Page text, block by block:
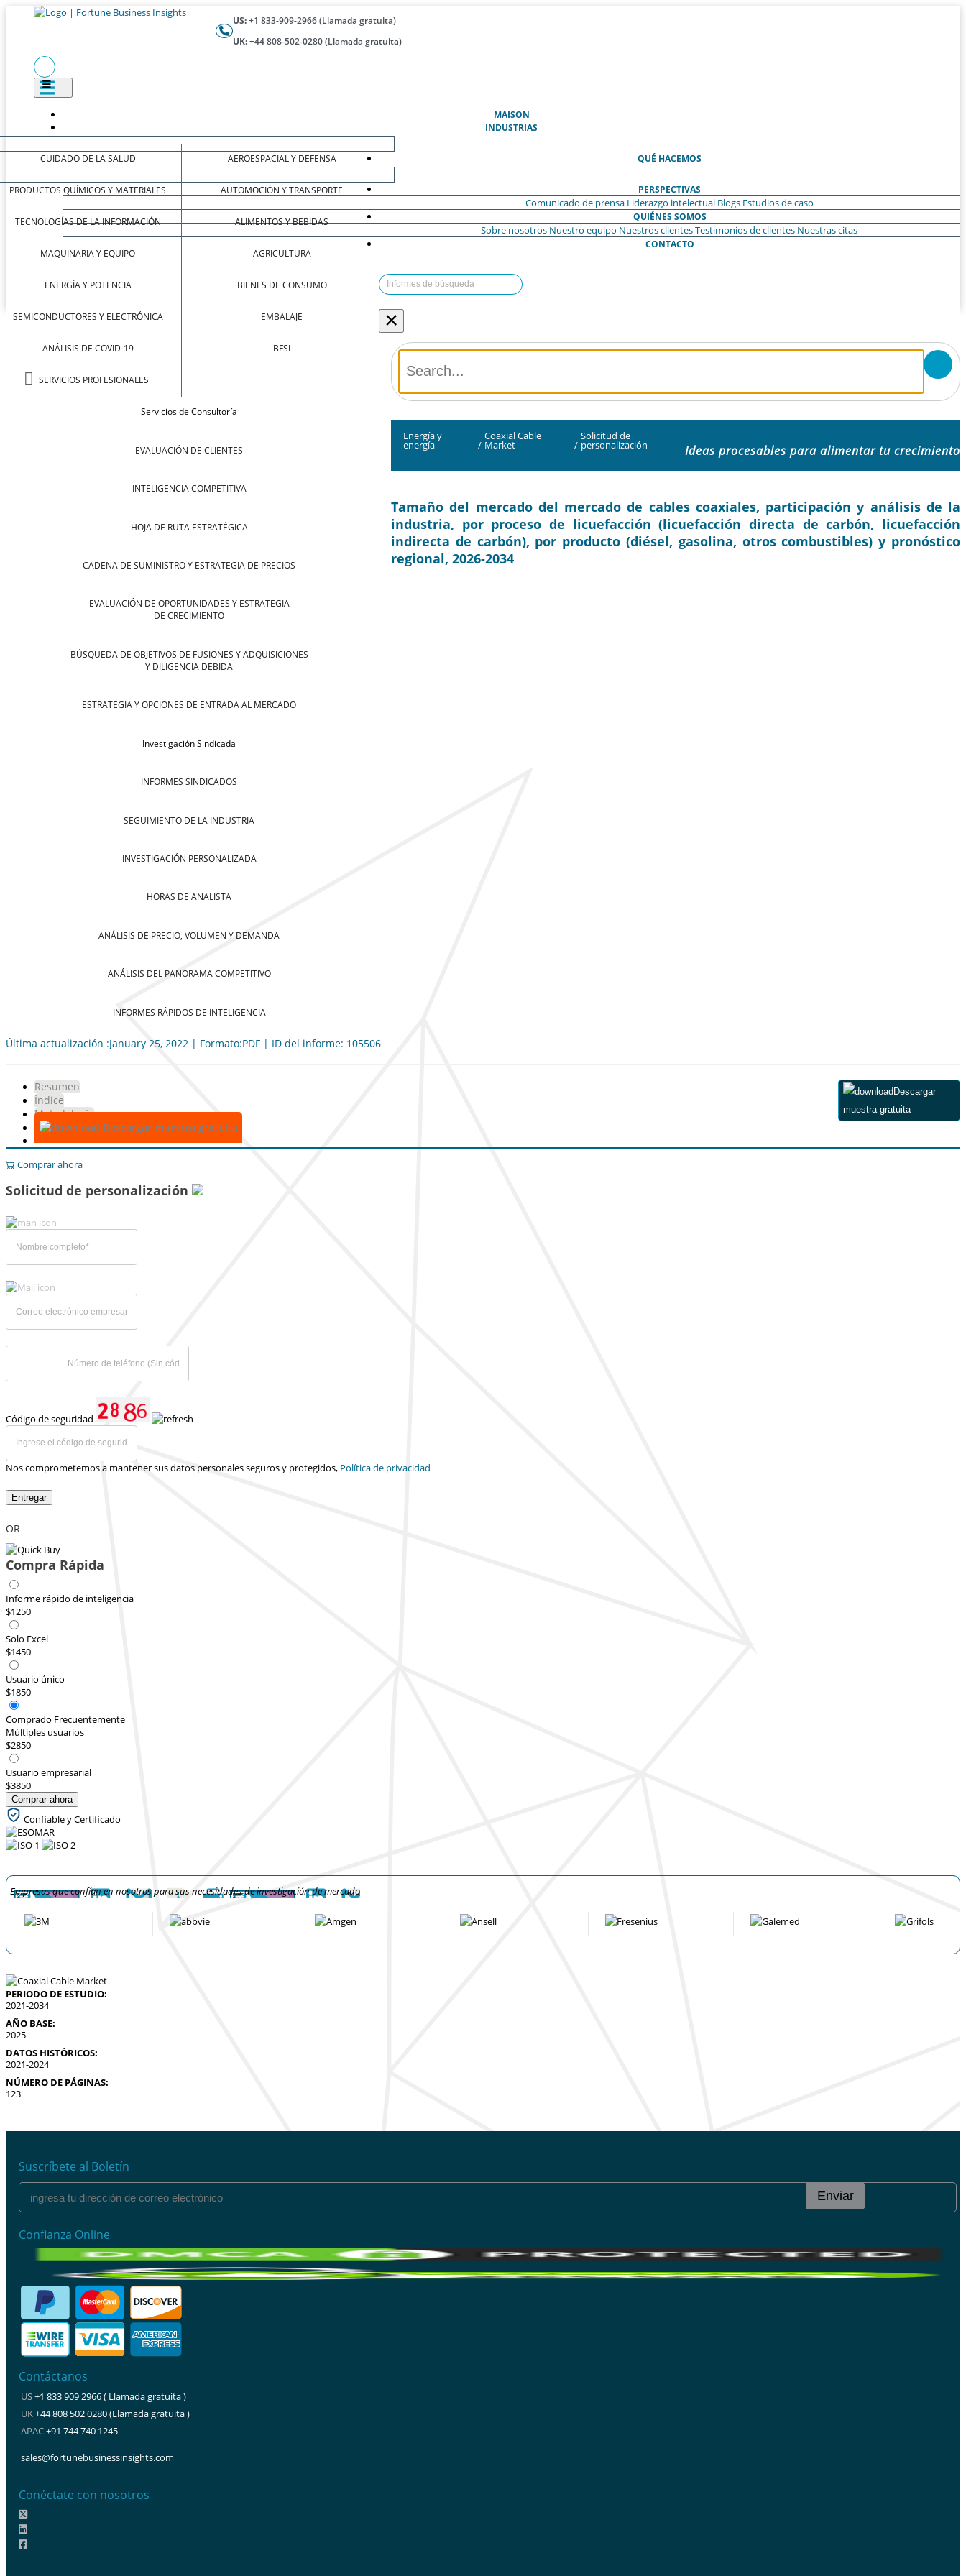
US:+1 833-909-2966 (Llamada gratuita)
UK:+44 808-502-0280 (Llamada gratuita)
MAISON(ACTUAL)
INDUSTRIAS
CUIDADO DE LA SALUD
PRODUCTOS QUÍMICOS Y MATERIALES
TECNOLOGÍAS DE LA INFORMACIÓN
MAQUINARIA Y EQUIPO
ENERGÍA Y POTENCIA
SEMICONDUCTORES Y ELECTRÓNICA
ANÁLISIS DE COVID-19
SERVICIOS PROFESIONALES
AEROESPACIAL Y DEFENSA
AUTOMOCIÓN Y TRANSPORTE
ALIMENTOS Y BEBIDAS
AGRICULTURA
BIENES DE CONSUMO
EMBALAJE
BFSI
QUÉ HACEMOS
Servicios de Consultoría
EVALUACIÓN DE CLIENTES
INTELIGENCIA COMPETITIVA
HOJA DE RUTA ESTRATÉGICA
CADENA DE SUMINISTRO Y ESTRATEGIA DE PRECIOS
EVALUACIÓN DE OPORTUNIDADES Y ESTRATEGIA
DE CRECIMIENTO
BÚSQUEDA DE OBJETIVOS DE FUSIONES Y ADQUISICIONES
Y DILIGENCIA DEBIDA
ESTRATEGIA Y OPCIONES DE ENTRADA AL MERCADO
Investigación Sindicada
INFORMES SINDICADOS
SEGUIMIENTO DE LA INDUSTRIA
INVESTIGACIÓN PERSONALIZADA
HORAS DE ANALISTA
ANÁLISIS DE PRECIO, VOLUMEN Y DEMANDA
ANÁLISIS DEL PANORAMA COMPETITIVO
INFORMES RÁPIDOS DE INTELIGENCIA
PERSPECTIVAS
Comunicado de prensa Liderazgo intelectual Blogs Estudios de caso
QUIÉNES SOMOS
Sobre nosotros Nuestro equipo Nuestros clientesTestimonios de clientes Nuestras citas
CONTACTO
×
Energía y
energía /
Coaxial Cable
Market /
Solicitud de
personalización Ideas procesables para alimentar tu crecimiento
Tamaño del mercado del mercado de cables coaxiales, participación y análisis de la
industria, por proceso de licuefacción (licuefacción directa de carbón, licuefacción
indirecta de carbón), por producto (diésel, gasolina, otros combustibles) y pronóstico
regional, 2026-2034
Última actualización :January 25, 2022 | Formato:PDF | ID del informe: 105506
Resumen
Índice
Metodología
Descargar muestra gratuita
Descargar
muestra gratuita
Comprar ahora
Solicitud de personalización
Código de seguridad
Nos comprometemos a mantener sus datos personales seguros y protegidos, Política de privacidad
Entregar
OR
Compra Rápida
Informe rápido de inteligencia
$1250
Solo Excel
$1450
Usuario único
$1850
Comprado Frecuentemente
Múltiples usuarios
$2850
Usuario empresarial
$3850
Comprar ahora
Confiable y Certificado
Empresas que confían en nosotros para sus necesidades de investigación de mercado
PERIODO DE ESTUDIO:
2021-2034
AÑO BASE:
2025
DATOS HISTÓRICOS:
2021-2024
NÚMERO DE PÁGINAS:
123
Suscríbete al Boletín
Enviar
Confianza Online
Contáctanos
US+1 833 909 2966 ( Llamada gratuita )
UK+44 808 502 0280 (Llamada gratuita )
APAC+91 744 740 1245
sales@fortunebusinessinsights.com
Conéctate con nosotros